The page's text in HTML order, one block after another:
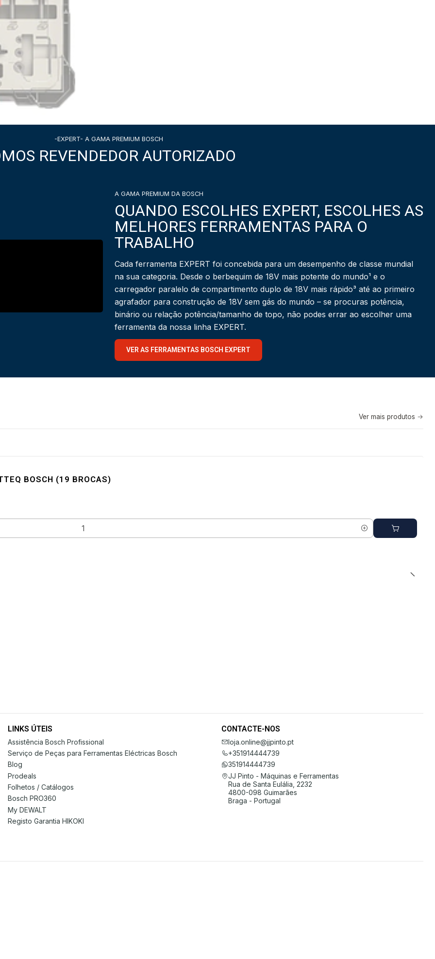
-EXPERT- A GAMA PREMIUM BOSCH
REVENDEDOR AUTORIZADO
A GAMA PREMIUM DA BOSCH
QUANDO ESCOLHES EXPERT, ESCOLHES AS
MELHORES FERRAMENTAS PARA O
TRABALHO
Cada ferramenta EXPERT foi concebida para um desempenho de classe mundial
na sua categoria. Desde o berbequim de 18V mais potente do mundo¹ e o
carregador paralelo de compartimento duplo de 18V mais rápido³ até ao primeiro
agrafador para construção de 18V sem gás do mundo – se procuras potência,
binário ou relação potência/tamanho de topo, não podes errar ao escolher uma
ferramenta da nossa linha EXPERT.
VER AS FERRAMENTAS BOSCH EXPERT
Ver mais produtos
BOSCH (19 BROCAS)
LINKS ÚTEIS
Assistência Bosch Profissional
Serviço de Peças para Ferramentas Eléctricas Bosch
Blog
Prodeals
Folhetos / Catálogos
Bosch PRO360
My DEWALT
Registo Garantia HIKOKI
CONTACTE-NOS
loja.online@jjpinto.pt
+351914444739
351914444739
JJ Pinto - Máquinas e Ferramentas
Rua de Santa Eulália, 2232
4800-098 Guimarães
Braga - Portugal